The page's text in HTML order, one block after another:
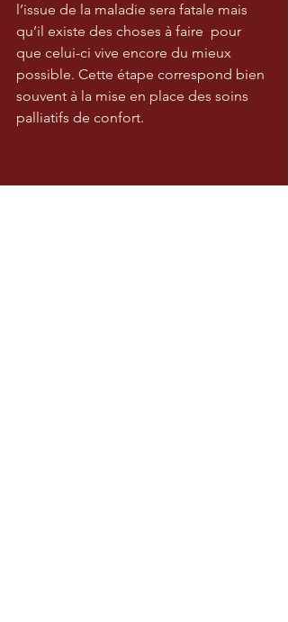
l’issue de la maladie sera fatale mais
qu’il existe des choses à faire  pour
que celui-ci vive encore du mieux
possible. Cette étape correspond bien
souvent à la mise en place des soins
palliatifs de confort.